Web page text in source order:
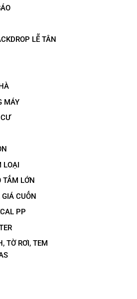
LỄ TÂN
MÁY
LOẠI
TẤM LỚN
CUỐN
PP
TỜ RƠI, TEM